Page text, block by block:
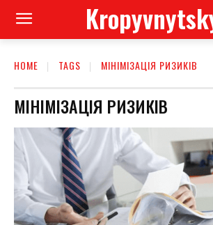
HOME TAGS МІНІМІЗАЦІЯ РИЗИКІВ
МІНІМІЗАЦІЯ РИЗИКІВ